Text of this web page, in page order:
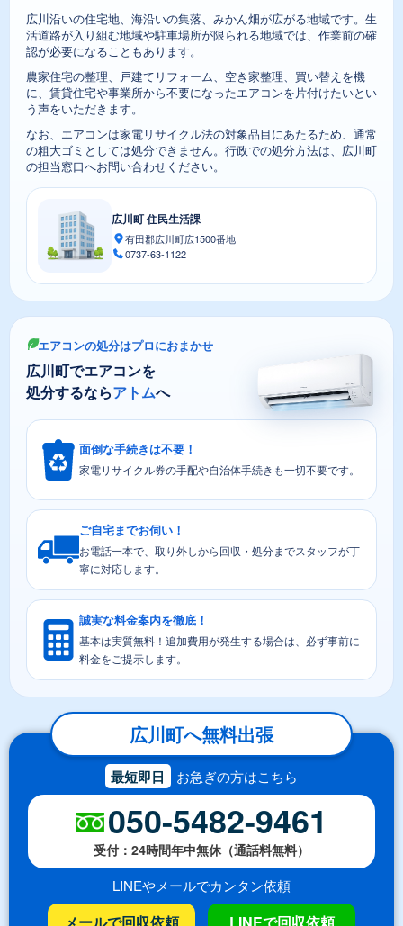
広川沿いの住宅地、海沿いの集落、みかん畑が広がる地域です。生
活道路が入り組む地域や駐車場所が限られる地域では、作業前の確
認が必要になることもあります。
農家住宅の整理、戸建てリフォーム、空き家整理、買い替えを機
に、賃貸住宅や事業所から不要になったエアコンを片付けたいとい
う声をいただきます。
なお、エアコンは家電リサイクル法の対象品目にあたるため、通常
の粗大ゴミとしては処分できません。行政での処分方法は、広川町
の担当窓口へお問い合わせください。
広川町 住民生活課
有田郡広川町広1500番地
0737-63-1122
エアコンの処分はプロにおまかせ
広川町でエアコンを
処分するならアトムへ
面倒な手続きは不要！
家電リサイクル券の手配や自治体手続きも一切不要です。
ご自宅までお伺い！
お電話一本で、取り外しから回収・処分までスタッフが丁
寧に対応します。
誠実な料金案内を徹底！
基本は実質無料！追加費用が発生する場合は、必ず事前に
料金をご提示します。
広川町へ無料出張
最短即日 お急ぎの方はこちら
050-5482-9461
受付：24時間年中無休（通話料無料）
LINEやメールでカンタン依頼